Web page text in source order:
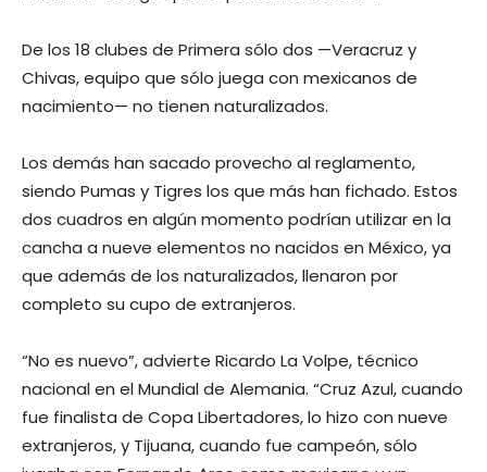
De los 18 clubes de Primera sólo dos —Veracruz y
Chivas, equipo que sólo juega con mexicanos de
nacimiento— no tienen naturalizados.
Los demás han sacado provecho al reglamento,
siendo Pumas y Tigres los que más han fichado. Estos
dos cuadros en algún momento podrían utilizar en la
cancha a nueve elementos no nacidos en México, ya
que además de los naturalizados, llenaron por
completo su cupo de extranjeros.
“No es nuevo”, advierte Ricardo La Volpe, técnico
nacional en el Mundial de Alemania. “Cruz Azul, cuando
fue finalista de Copa Libertadores, lo hizo con nueve
extranjeros, y Tijuana, cuando fue campeón, sólo